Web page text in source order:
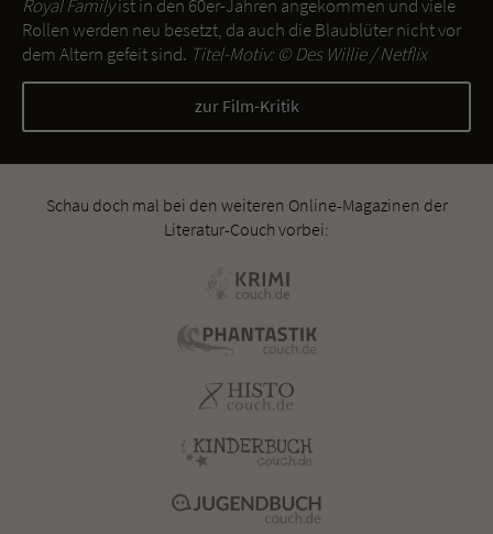
Royal Familyist in den 60er-Jahren angekommen und viele
Rollen werden neu besetzt, da auch die Blaublüter nicht vor
dem Altern gefeit sind. Titel-Motiv: ©Des Willie / Netflix
zur Film-Kritik
Schau doch mal bei den weiteren Online-Magazinen der
Literatur-Couch vorbei: